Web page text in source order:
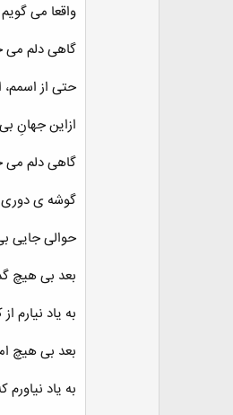
واقعا می گویم
گاهی دلم می
حتی از اسمم،
ازاین جهانِ
گاهی دلم می
گوشه ی دوری
حوالی جایی
بعد بی هیچ
به یاد نیارم
بعد بی هیچ
به یاد